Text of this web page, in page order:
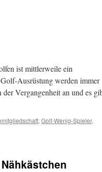
ist mittlerweile ein
Ausrüstung werden immer
Vergangenheit an und es
, Golf-Wenig-Spieler,